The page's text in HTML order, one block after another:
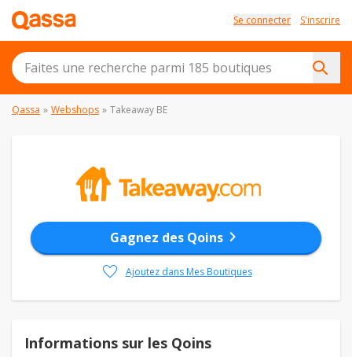
Se connecter S'inscrire
Qassa » Webshops » Takeaway BE
Gagnez des Qoins chevron_right
favorite
Ajoutez dans Mes Boutiques
Informations sur les Qoins